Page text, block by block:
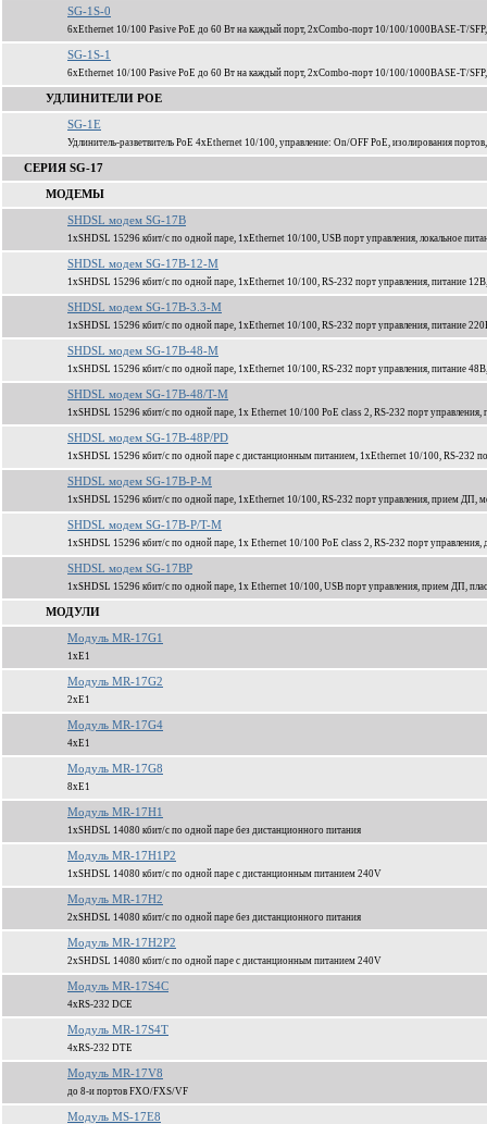
SG-1S-0
6xEthernet 10/100 Pasive PoE до 60 Вт на каждый порт, 2xCombo-порт 10/100/1000BASE-T/
SG-1S-1
6xEthernet 10/100 Pasive PoE до 60 Вт на каждый порт, 2xCombo-порт 10/100/1000BASE-T/
УДЛИНИТЕЛИ POE
SG-1E
Удлинитель-разветвитель PoE 4xEthernet 10/100, управление: On/OFF PoE, изолирования
СЕРИЯ SG-17
МОДЕМЫ
SHDSL модем SG-17B
1xSHDSL 15296 кбит/c по одной паре, 1xEthernet 10/100, USB порт управления, локальное
SHDSL модем SG-17B-12-M
1xSHDSL 15296 кбит/c по одной паре, 1xEthernet 10/100, RS-232 порт управления, питание 12В,
SHDSL модем SG-17B-3.3-M
1xSHDSL 15296 кбит/c по одной паре, 1xEthernet 10/100, RS-232 порт управления, питание
SHDSL модем SG-17B-48-M
1xSHDSL 15296 кбит/c по одной паре, 1xEthernet 10/100, RS-232 порт управления, питание 48В,
SHDSL модем SG-17B-48/T-M
1xSHDSL 15296 кбит/c по одной паре, 1x Ethernet 10/100 PoE class 2, RS-232 порт управления,
SHDSL модем SG-17B-48P/PD
1xSHDSL 15296 кбит/c по одной паре с дистанционным питанием, 1xEthernet 10/100, RS-232
SHDSL модем SG-17B-P-M
1xSHDSL 15296 кбит/c по одной паре, 1xEthernet 10/100, RS-232 порт управления, прием ДП,
SHDSL модем SG-17B-P/T-M
1xSHDSL 15296 кбит/c по одной паре, 1x Ethernet 10/100 PoE class 2, RS-232 порт
SHDSL модем SG-17BP
1xSHDSL 15296 кбит/c по одной паре, 1x Ethernet 10/100, USB порт управления, прием ДП,
МОДУЛИ
Модуль MR-17G1
1xЕ1
Модуль MR-17G2
2xЕ1
Модуль MR-17G4
4xЕ1
Модуль MR-17G8
8xЕ1
Модуль MR-17H1
1xSHDSL 14080 кбит/c по одной паре без дистанционного питания
Модуль MR-17H1P2
1xSHDSL 14080 кбит/c по одной паре c дистанционным питанием 240V
Модуль MR-17H2
2xSHDSL 14080 кбит/c по одной паре без дистанционного питания
Модуль MR-17H2P2
2xSHDSL 14080 кбит/c по одной паре c дистанционным питанием 240V
Модуль MR-17S4C
4xRS-232 DCE
Модуль MR-17S4T
4xRS-232 DTE
Модуль MR-17V8
до 8-и портов FXO/FXS/VF
Модуль MS-17E8